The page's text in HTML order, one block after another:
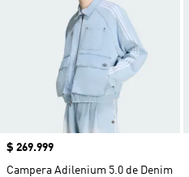
Precio
$ 269.999
Campera Adilenium 5.0 de Denim